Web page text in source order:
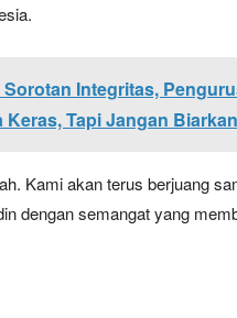
Sorotan Integritas,
Tapi Jangan
Kami akan terus berjuang
dengan semangat yang